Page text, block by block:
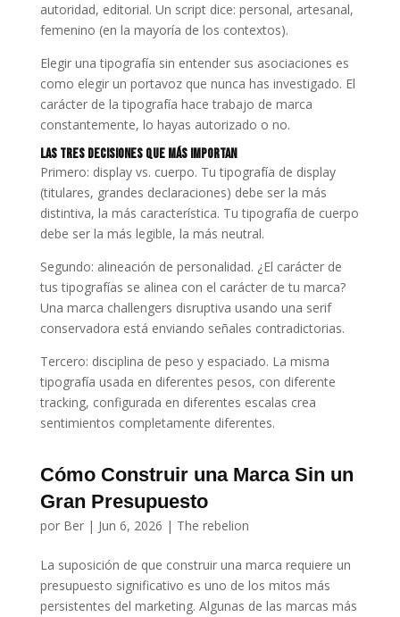
autoridad, editorial. Un script dice: personal, artesanal,
femenino (en la mayoría de los contextos).
Elegir una tipografía sin entender sus asociaciones es
como elegir un portavoz que nunca has investigado. El
carácter de la tipografía hace trabajo de marca
constantemente, lo hayas autorizado o no.
Las Tres Decisiones que Más Importan
Primero: display vs. cuerpo. Tu tipografía de display
(titulares, grandes declaraciones) debe ser la más
distintiva, la más característica. Tu tipografía de cuerpo
debe ser la más legible, la más neutral.
Segundo: alineación de personalidad. ¿El carácter de
tus tipografías se alinea con el carácter de tu marca?
Una marca challengers disruptiva usando una serif
conservadora está enviando señales contradictorias.
Tercero: disciplina de peso y espaciado. La misma
tipografía usada en diferentes pesos, con diferente
tracking, configurada en diferentes escalas crea
sentimientos completamente diferentes.
Cómo Construir una Marca Sin un
Gran Presupuesto
por Ber| Jun 6, 2026 | The rebelion
La suposición de que construir una marca requiere un
presupuesto significativo es uno de los mitos más
persistentes del marketing. Algunas de las marcas más